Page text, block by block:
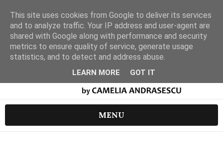
MENU
This site uses cookies from Google to deliver its services
and to analyze traffic. Your IP address and user-agent are
shared with Google along with performance and security
metrics to ensure quality of service, generate usage
statistics, and to detect and address abuse.
LEARN MORE GOT IT